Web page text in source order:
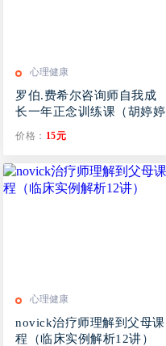
心理健康
罗伯.费希尔咨询师自我成
长一年正念训练课（胡婷婷
价格： 15元
心理健康
novick治疗师理解到父母课
程（临床实例解析12讲）